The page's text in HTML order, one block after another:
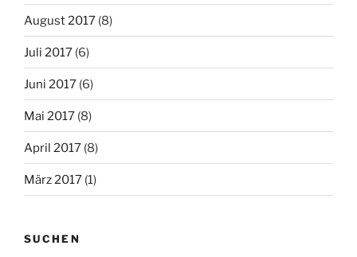
August 2017 (8)
Juli 2017 (6)
Juni 2017 (6)
Mai 2017 (8)
April 2017 (8)
März 2017 (1)
SUCHEN